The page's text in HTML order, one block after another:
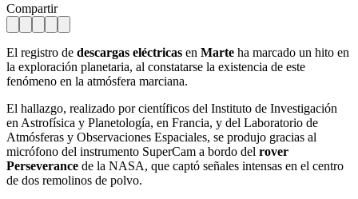
Compartir
El registro de descargas eléctricas en Marte ha marcado un hito en
la exploración planetaria, al constatarse la existencia de este
fenómeno en la atmósfera marciana.
El hallazgo, realizado por científicos del Instituto de Investigación
en Astrofísica y Planetología, en Francia, y del Laboratorio de
Atmósferas y Observaciones Espaciales, se produjo gracias al
micrófono del instrumento SuperCam a bordo del rover
Perseverance de la NASA, que captó señales intensas en el centro
de dos remolinos de polvo.